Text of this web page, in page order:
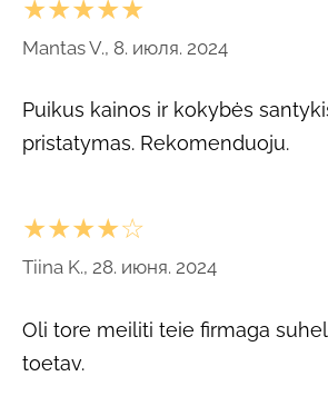
★★★★★
Mantas V., 8. июля. 2024
Puikus kainos ir kokybės
pristatymas. Rekomenduoju.
★★★★☆
Tiina K., 28. июня. 2024
Oli tore meiliti teie firmaga
toetav.